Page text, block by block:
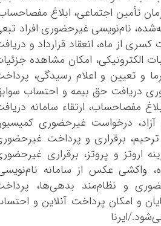
تأمین اجتماعی، ابلاغ
نام‌نویسی غیرحضوری افراد
از ماه، انعقاد قرارداد و
الکترونیکی، امکان مشاهده
و تعیین و اعلام رسیدگی،
دریافت حق بیمه و احتساب
مفصاحساب، ارتقاء سامانه
درخواست غیرحضوری
برقراری و پرداخت
و پروتز، برقراری
واکشی عکس از سامانه
و نظام‌مند بدهی‌ها،
و امکان پرداخت آنلاین و